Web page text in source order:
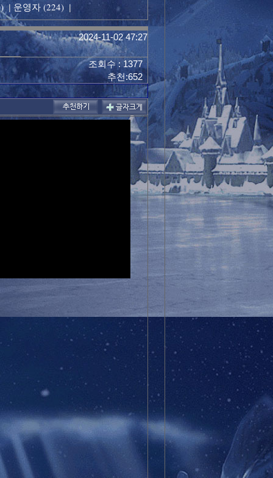
| 운영자 (224) |
2024-11-02 47:27
조회수 : 1377
추천:652